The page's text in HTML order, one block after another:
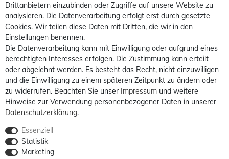
Drittanbietern einzubinden oder Zugriffe auf unsere Website zu
analysieren. Die Datenverarbeitung erfolgt erst durch gesetzte
Cookies. Wir teilen diese Daten mit Dritten, die wir in den
Einstellungen benennen.
Die Datenverarbeitung kann mit Einwilligung oder aufgrund eines
berechtigten Interesses erfolgen. Die Zustimmung kann erteilt
oder abgelehnt werden. Es besteht das Recht, nicht einzuwilligen
und die Einwilligung zu einem späteren Zeitpunkt zu ändern oder
zu widerrufen. Beachten Sie unser Impressum und weitere
Hinweise zur Verwendung personenbezogener Daten in unserer
Daten­schutz­erklärung.
Essenziell
Statistik
Marketing